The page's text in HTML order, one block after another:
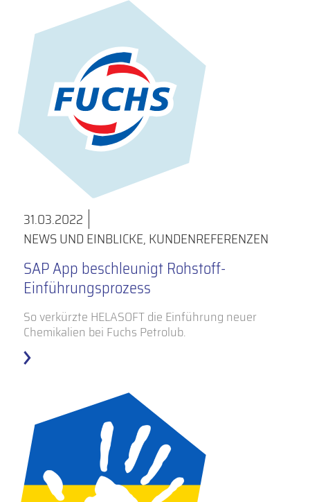
31.03.2022
NEWS UND EINBLICKE, KUNDENREFERENZEN
SAP App beschleunigt Rohstoff-
Einführungsprozess
So verkürzte HELASOFT die Einführung neuer
Chemikalien bei Fuchs Petrolub.